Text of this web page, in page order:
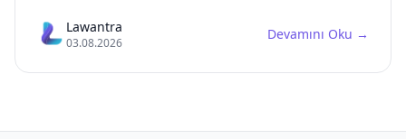
düzenleme, merkezin multidisipliner yapısını ve
faaliyet alanlarını genişletmektedir.
Lawantra
03.08.2026
Devamını Oku →